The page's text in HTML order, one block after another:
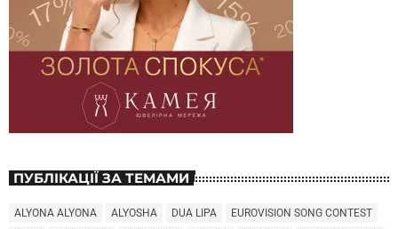
ПУБЛІКАЦІЇ ЗА ТЕМАМИ
ALYONA ALYONA ALYOSHA DUA LIPA
EUROVISION SONG CONTEST